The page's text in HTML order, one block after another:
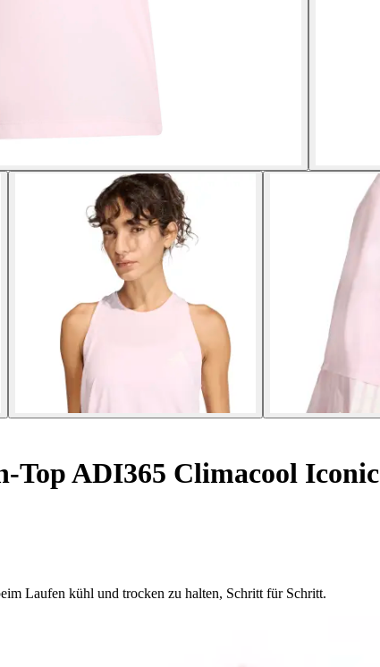
Top ADI365 Climacool Iconic
Laufen kühl und trocken zu halten, Schritt für Schritt.